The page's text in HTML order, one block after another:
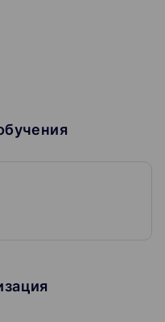
чтобы не осталось
предмету